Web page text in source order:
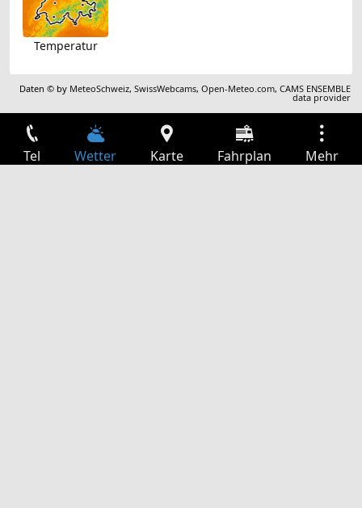
Temperatur
Daten © by MeteoSchweiz,SwissWebcams,Open-Meteo.com,CAMS ENSEMBLE
data provider
Tel Wetter Karte Fahrplan Mehr